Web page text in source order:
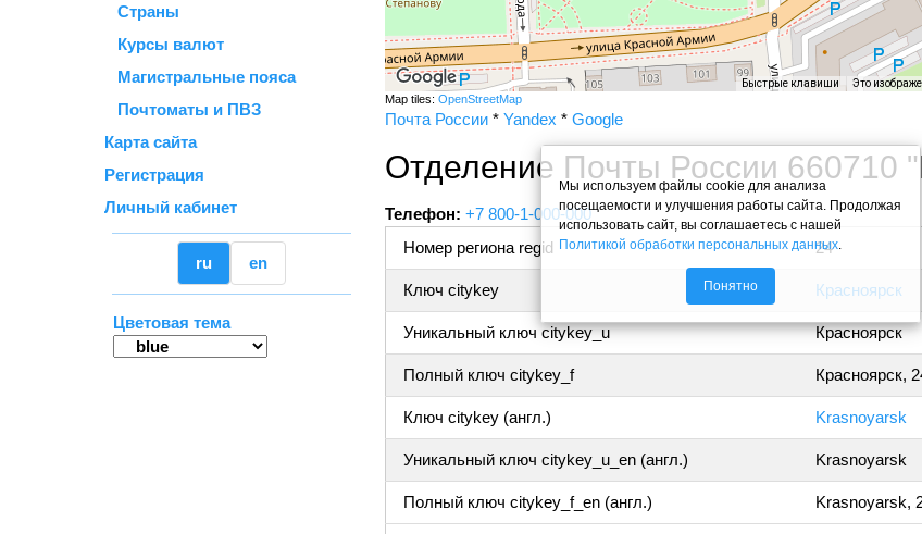
Страны
Курсы валют
Магистральные пояса
Почтоматы и ПВЗ
Карта сайта
Регистрация
Личный кабинет
ru en
Цветовая тема
Быстрые клавиши Это
Map tiles: OpenStreetMap
Почта России * Yandex * Google
Отделение Почты России 660710
Телефон: +7 800-1-000-000
Номер региона regid
24
Ключ citykey Красноярск
Уникальный ключ citykey_u Красноярск
Полный ключ citykey_f Красноярск,
Ключ citykey (англ.) Krasnoyarsk
Уникальный ключ citykey_u_en (англ.) Krasnoyarsk
Полный ключ citykey_f_en (англ.) Krasnoyarsk,
Мы используем файлы cookie для анализа
посещаемости и улучшения работы сайта. Продолжая
использовать сайт, вы соглашаетесь с нашей
Политикой обработки персональных данных.
Понятно